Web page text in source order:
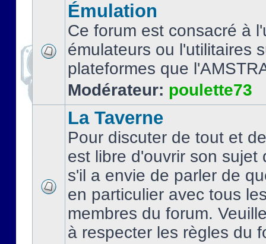
Émulation
Ce forum est consacré à
émulateurs ou l'utilitaires
plateformes que
Modérateur: poulette73
La Taverne
Pour discuter de tout et
est libre d'ouvrir son sujet
s'il a envie de parler de
en particulier avec tous
membres du forum.
à respecter les règles du